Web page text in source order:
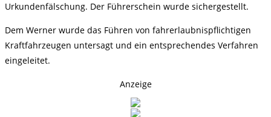
Urkundenfälschung. Der Führerschein wurde sichergestellt.
Dem Werner wurde das Führen von fahrerlaubnispflichtigen
Kraftfahrzeugen untersagt und ein entsprechendes Verfahren
eingeleitet.
Anzeige